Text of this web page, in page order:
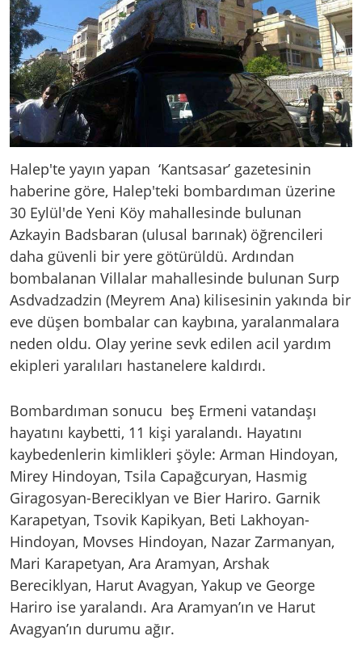
Halep'te yayın yapan ‘Kantsasar’ gazetesinin
haberine göre, Halep'teki bombardıman üzerine
30 Eylül'de Yeni Köy mahallesinde bulunan
Azkayin Badsbaran (ulusal barınak) öğrencileri
daha güvenli bir yere götürüldü. Ardından
bombalanan Villalar mahallesinde bulunan Surp
Asdvadzadzin (Meyrem Ana) kilisesinin yakında bir
eve düşen bombalar can kaybına, yaralanmalara
neden oldu. Olay yerine sevk edilen acil yardım
ekipleri yaralıları hastanelere kaldırdı.
Bombardıman sonucu beş Ermeni vatandaşı
hayatını kaybetti, 11 kişi yaralandı. Hayatını
kaybedenlerin kimlikleri şöyle: Arman Hindoyan,
Mirey Hindoyan, Tsila Capağcuryan, Hasmig
Giragosyan-Bereciklyan ve Bier Hariro. Garnik
Karapetyan, Tsovik Kapikyan, Beti Lakhoyan-
Hindoyan, Movses Hindoyan, Nazar Zarmanyan,
Mari Karapetyan, Ara Aramyan, Arshak
Bereciklyan, Harut Avagyan, Yakup ve George
Hariro ise yaralandı. Ara Aramyan’ın ve Harut
Avagyan’ın durumu ağır.